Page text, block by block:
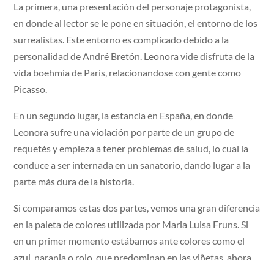
La primera, una presentación del personaje protagonista,
en donde al lector se le pone en situación, el entorno de los
surrealistas. Este entorno es complicado debido a la
personalidad de André Bretón. Leonora vide disfruta de la
vida boehmia de Paris, relacionandose con gente como
Picasso.
En un segundo lugar, la estancia en España, en donde
Leonora sufre una violación por parte de un grupo de
requetés y empieza a tener problemas de salud, lo cual la
conduce a ser internada en un sanatorio, dando lugar a la
parte más dura de la historia.
Si comparamos estas dos partes, vemos una gran diferencia
en la paleta de colores utilizada por Maria Luisa Fruns. Si
en un primer momento estábamos ante colores como el
azul, naranja o rojo, que predominan en las viñetas, ahora